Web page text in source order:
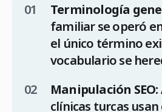
Terminología
familiar se operó
el único término
vocabulario se
Manipulación SEO:
clínicas turcas